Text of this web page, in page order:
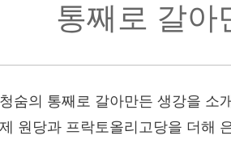
통째로 갈아
숨의 통째로 갈아만든 생강을
원당과 프락토올리고당을 더해